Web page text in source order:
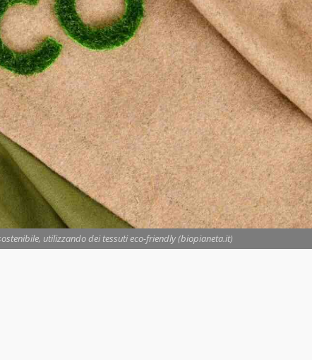
utilizzando dei tessuti eco-friendly (biopianeta.it)